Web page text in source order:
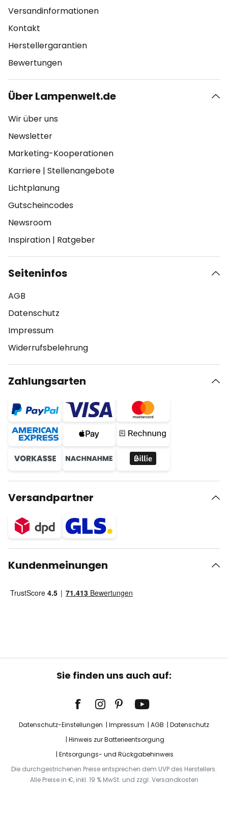
Versandinformationen
Kontakt
Herstellergarantien
Bewertungen
Über Lampenwelt.de
Wir über uns
Newsletter
Marketing-Kooperationen
Karriere | Stellenangebote
Lichtplanung
Gutscheincodes
Newsroom
Inspiration | Ratgeber
Seiteninfos
AGB
Datenschutz
Impressum
Widerrufsbelehrung
Zahlungsarten
Versandpartner
Kundenmeinungen
Sie finden uns auch auf:
Datenschutz-Einstellungen Impressum AGB
Datenschutz
Hinweis zur Batterieentsorgung
Entsorgungs- und Rückgabehinweis
Die durchgestrichenen Preise entsprechen dem UVP des Herstellers.
Alle Preise in €, inkl. 19 % MwSt. und zzgl. Versandkosten